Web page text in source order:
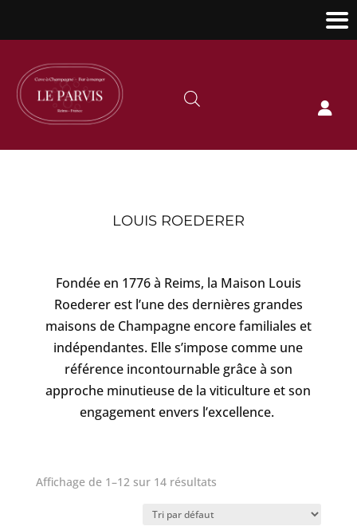

LOUIS ROEDERER
Fondée en 1776 à Reims, la Maison Louis
Roederer est l’une des dernières grandes
maisons de Champagne encore familiales et
indépendantes. Elle s’impose comme une
référence incontournable grâce à son
approche minutieuse de la viticulture et son
engagement envers l’excellence.
Affichage de 1–12 sur 14 résultats